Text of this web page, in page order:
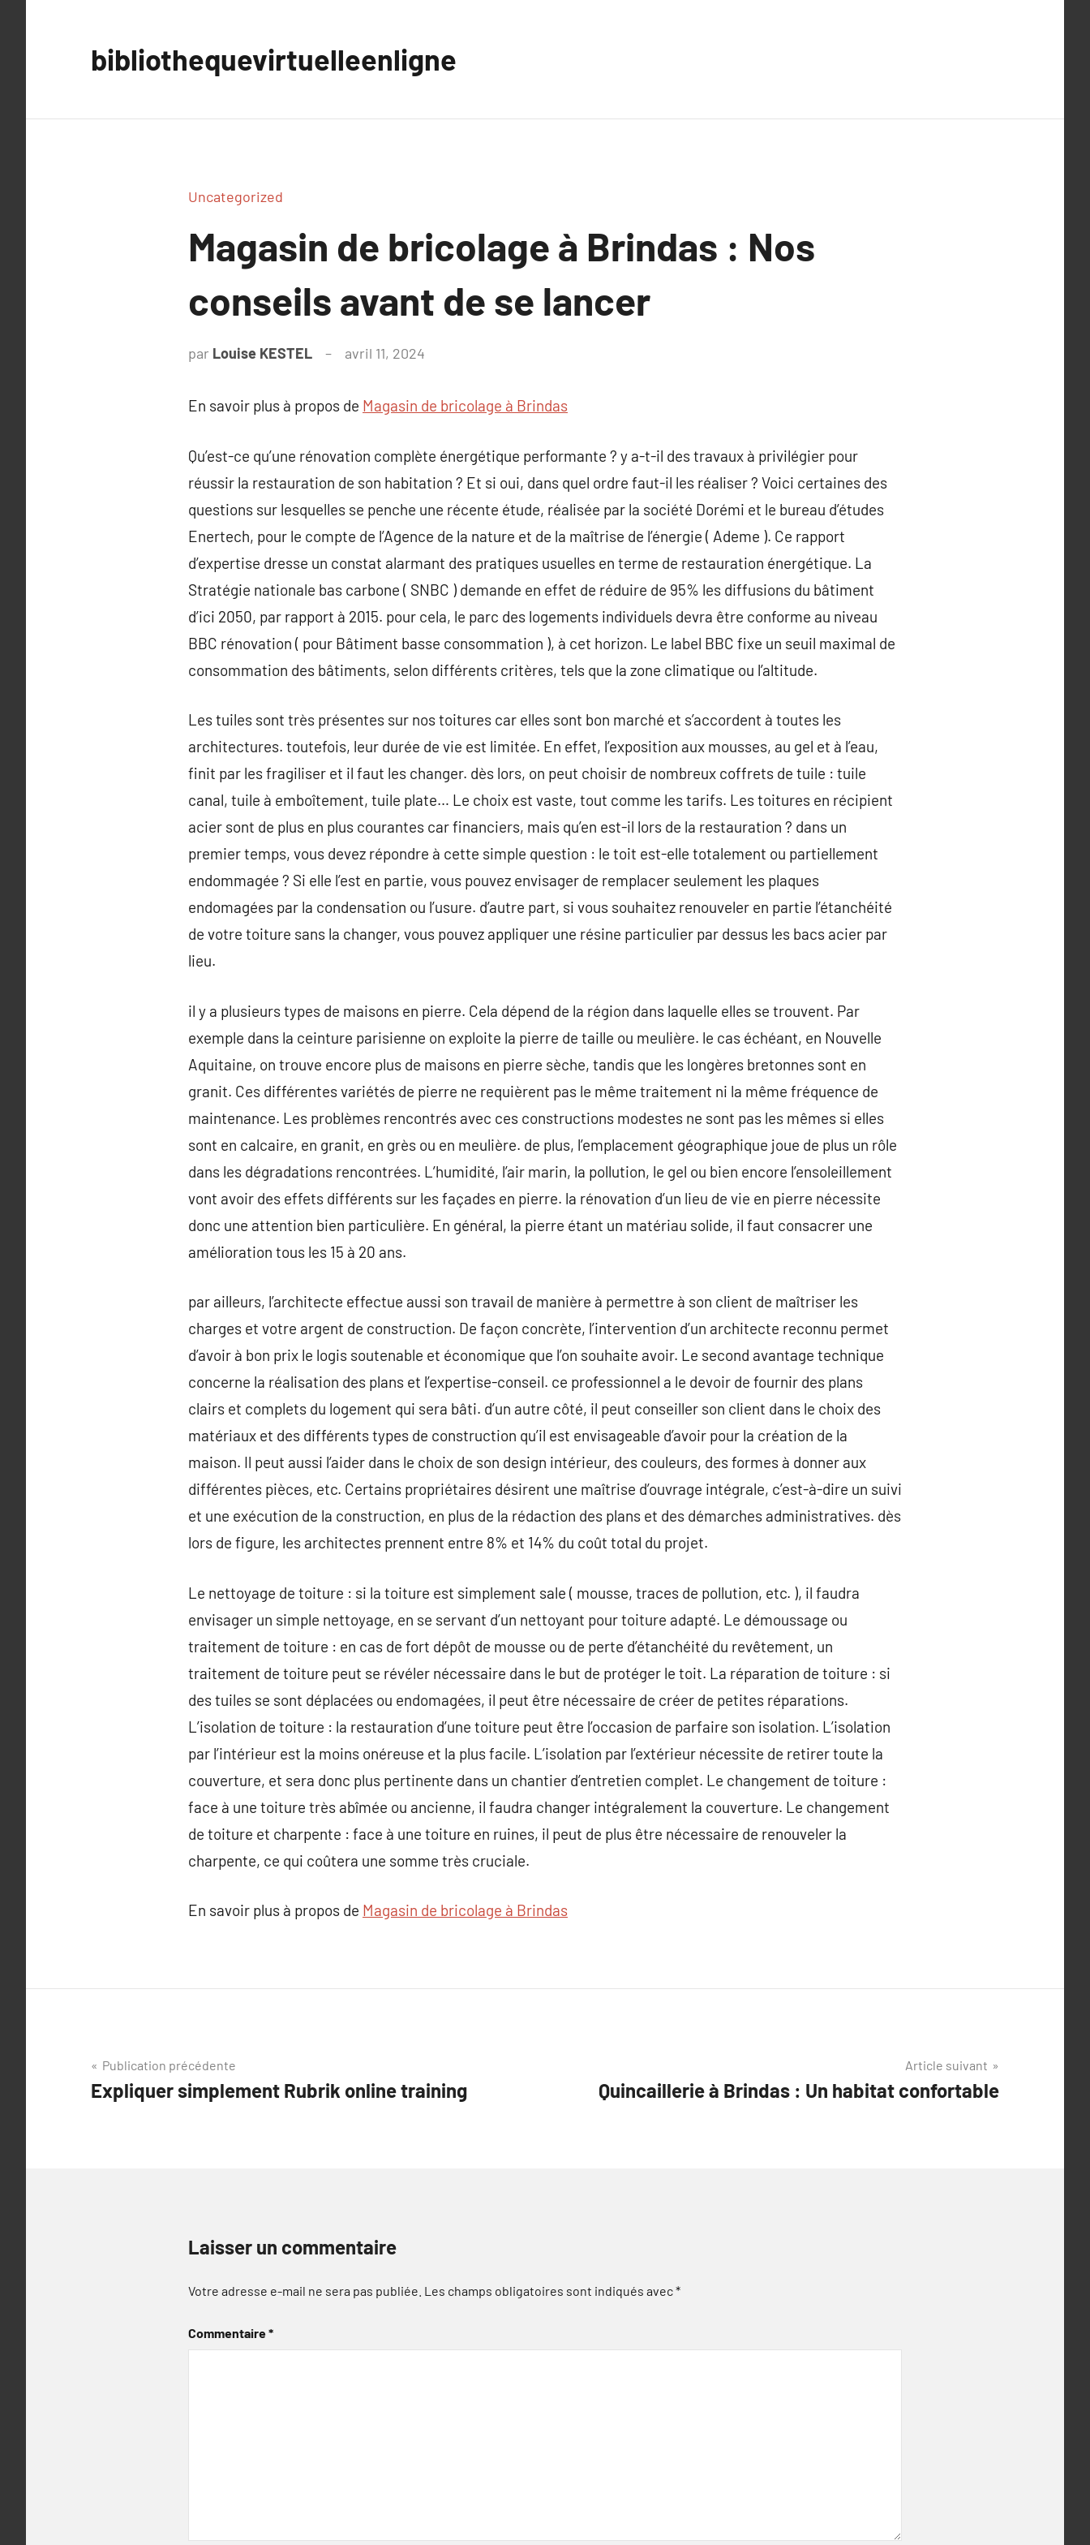
bibliothequevirtuelleenligne
Uncategorized
Magasin de bricolage à Brindas : Nos
conseils avant de se lancer
par Louise KESTEL avril 11, 2024
En savoir plus à propos de Magasin de bricolage à Brindas
Qu’est-ce qu’une rénovation complète énergétique performante ? y a-t-il des travaux à privilégier pour
réussir la restauration de son habitation ? Et si oui, dans quel ordre faut-il les réaliser ? Voici certaines des
questions sur lesquelles se penche une récente étude, réalisée par la société Dorémi et le bureau d’études
Enertech, pour le compte de l’Agence de la nature et de la maîtrise de l’énergie ( Ademe ). Ce rapport
d’expertise dresse un constat alarmant des pratiques usuelles en terme de restauration énergétique. La
Stratégie nationale bas carbone ( SNBC ) demande en effet de réduire de 95% les diffusions du bâtiment
d’ici 2050, par rapport à 2015. pour cela, le parc des logements individuels devra être conforme au niveau
BBC rénovation ( pour Bâtiment basse consommation ), à cet horizon. Le label BBC fixe un seuil maximal de
consommation des bâtiments, selon différents critères, tels que la zone climatique ou l’altitude.
Les tuiles sont très présentes sur nos toitures car elles sont bon marché et s’accordent à toutes les
architectures. toutefois, leur durée de vie est limitée. En effet, l’exposition aux mousses, au gel et à l’eau,
finit par les fragiliser et il faut les changer. dès lors, on peut choisir de nombreux coffrets de tuile : tuile
canal, tuile à emboîtement, tuile plate… Le choix est vaste, tout comme les tarifs. Les toitures en récipient
acier sont de plus en plus courantes car financiers, mais qu’en est-il lors de la restauration ? dans un
premier temps, vous devez répondre à cette simple question : le toit est-elle totalement ou partiellement
endommagée ? Si elle l’est en partie, vous pouvez envisager de remplacer seulement les plaques
endomagées par la condensation ou l’usure. d’autre part, si vous souhaitez renouveler en partie l’étanchéité
de votre toiture sans la changer, vous pouvez appliquer une résine particulier par dessus les bacs acier par
lieu.
il y a plusieurs types de maisons en pierre. Cela dépend de la région dans laquelle elles se trouvent. Par
exemple dans la ceinture parisienne on exploite la pierre de taille ou meulière. le cas échéant, en Nouvelle
Aquitaine, on trouve encore plus de maisons en pierre sèche, tandis que les longères bretonnes sont en
granit. Ces différentes variétés de pierre ne requièrent pas le même traitement ni la même fréquence de
maintenance. Les problèmes rencontrés avec ces constructions modestes ne sont pas les mêmes si elles
sont en calcaire, en granit, en grès ou en meulière. de plus, l’emplacement géographique joue de plus un rôle
dans les dégradations rencontrées. L’humidité, l’air marin, la pollution, le gel ou bien encore l’ensoleillement
vont avoir des effets différents sur les façades en pierre. la rénovation d’un lieu de vie en pierre nécessite
donc une attention bien particulière. En général, la pierre étant un matériau solide, il faut consacrer une
amélioration tous les 15 à 20 ans.
par ailleurs, l’architecte effectue aussi son travail de manière à permettre à son client de maîtriser les
charges et votre argent de construction. De façon concrète, l’intervention d’un architecte reconnu permet
d’avoir à bon prix le logis soutenable et économique que l’on souhaite avoir. Le second avantage technique
concerne la réalisation des plans et l’expertise-conseil. ce professionnel a le devoir de fournir des plans
clairs et complets du logement qui sera bâti. d’un autre côté, il peut conseiller son client dans le choix des
matériaux et des différents types de construction qu’il est envisageable d’avoir pour la création de la
maison. Il peut aussi l’aider dans le choix de son design intérieur, des couleurs, des formes à donner aux
différentes pièces, etc. Certains propriétaires désirent une maîtrise d’ouvrage intégrale, c’est-à-dire un suivi
et une exécution de la construction, en plus de la rédaction des plans et des démarches administratives. dès
lors de figure, les architectes prennent entre 8% et 14% du coût total du projet.
Le nettoyage de toiture : si la toiture est simplement sale ( mousse, traces de pollution, etc. ), il faudra
envisager un simple nettoyage, en se servant d’un nettoyant pour toiture adapté. Le démoussage ou
traitement de toiture : en cas de fort dépôt de mousse ou de perte d’étanchéité du revêtement, un
traitement de toiture peut se révéler nécessaire dans le but de protéger le toit. La réparation de toiture : si
des tuiles se sont déplacées ou endomagées, il peut être nécessaire de créer de petites réparations.
L’isolation de toiture : la restauration d’une toiture peut être l’occasion de parfaire son isolation. L’isolation
par l’intérieur est la moins onéreuse et la plus facile. L’isolation par l’extérieur nécessite de retirer toute la
couverture, et sera donc plus pertinente dans un chantier d’entretien complet. Le changement de toiture :
face à une toiture très abîmée ou ancienne, il faudra changer intégralement la couverture. Le changement
de toiture et charpente : face à une toiture en ruines, il peut de plus être nécessaire de renouveler la
charpente, ce qui coûtera une somme très cruciale.
En savoir plus à propos de Magasin de bricolage à Brindas
Navigation
de
Publication précédente
Expliquer simplement Rubrik online training
Article suivant
Quincaillerie à Brindas : Un habitat confortable
Laisser un commentaire
Votre adresse e-mail ne sera pas publiée. Les champs obligatoires sont indiqués avec*
Commentaire*